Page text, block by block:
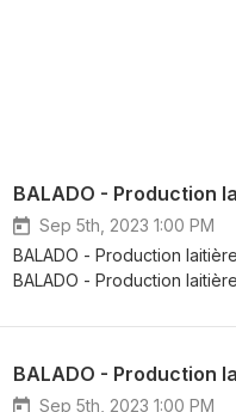
BALADO - Production
Sep 5th, 2023 1:00 PM
BALADO - Production
BALADO - Production laitière Une
l’agriculture, entente
BALADO - Production
Sep 5th, 2023 1:00 PM